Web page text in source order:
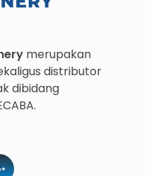
merupakan
distributor
dibidang